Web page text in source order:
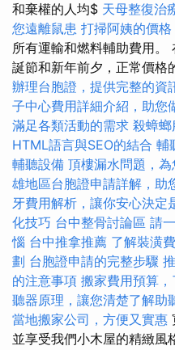
和棄權的人均$ 天母整復治
您遠離鼠患 打掃阿姨的價
所有運輸和燃料輔助費用。
誕節和新年前夕，正常價格
辦理台胞證，提供完整的資
子中心費用詳細介紹，助您
滿足各類活動的需求 殺蟑螂
HTML語言與SEO的結合 輔
輔聽設備 頂樓漏水問題，
雄地區台胞證申請詳解，助
牙費用解析，讓你安心決定
化技巧 台中整骨討論區 請
惱 台中推拿推薦 了解裝潢
劃 台胞證申請的完整步驟
的注意事項 搬家費用預算
聽器原理，讓您清楚了解助
當地搬家公司，方便又實惠
並享受我們小木屋的精緻風